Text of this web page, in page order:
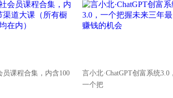
员课程合集，内含100
言小北·ChatGPT创富系统3.0，
一个把